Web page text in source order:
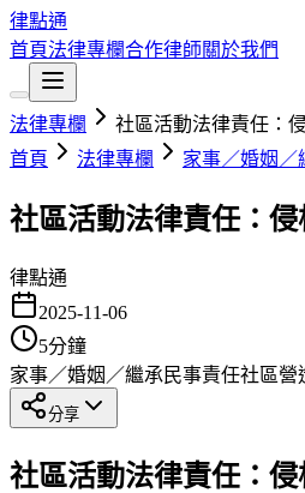
律點通
首頁法律專欄合作律師關於我們
法律專欄
社區活動法律責任：
首頁
法律專欄 家事／婚姻／
社區活動法律責任：
律點通
2025-11-06
5分鐘
家事／婚姻／繼承 民事責任社區營
分享
社區活動法律責任：